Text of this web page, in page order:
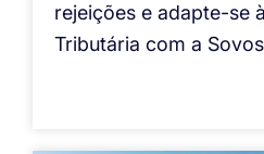
rejeições e adapte-se
Tributária com a